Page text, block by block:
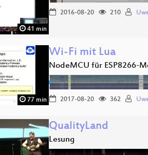
41 min
2016-08-20 210
77 min
Wi-Fi mit Lua
NodeMCU für ESP8266-
2017-08-20 362
QualityLand
Lesung